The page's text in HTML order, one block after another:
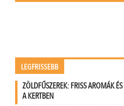
LEGFRISSEBB
ZÖLDFŰSZEREK: FRISS AROMÁK
A KERTBEN